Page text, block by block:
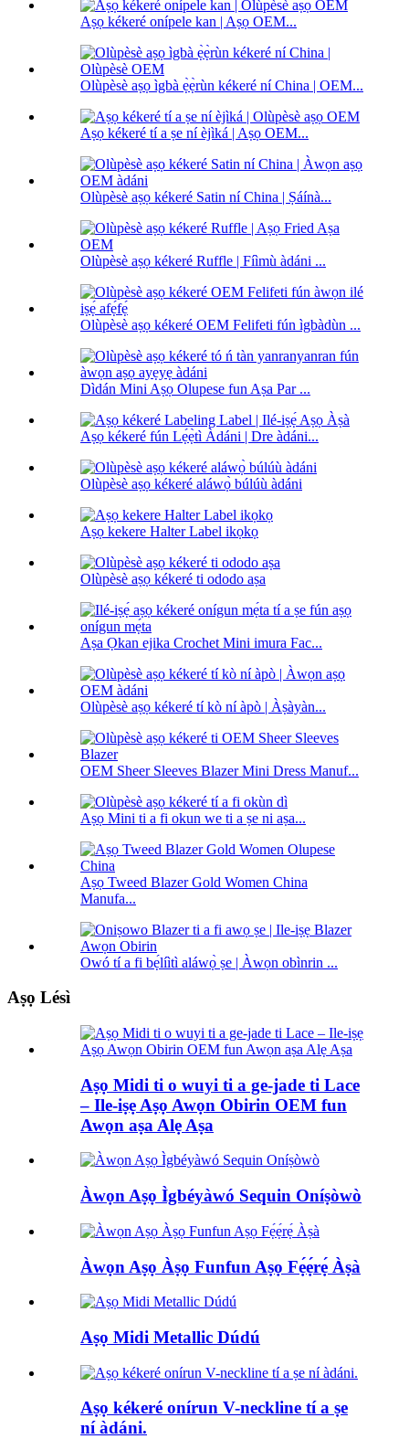
Aṣọ kékeré onípele kan | Aṣọ OEM...
Olùpèsè aṣọ ìgbà ẹ̀ẹ̀rùn kékeré ní China | OEM...
Aṣọ kékeré tí a ṣe ní èjìká | Aṣọ OEM...
Olùpèsè aṣọ kékeré Satin ní China | Ṣáínà...
Olùpèsè aṣọ kékeré Ruffle | Fíìmù àdáni ...
Olùpèsè aṣọ kékeré OEM Felifeti fún ìgbàdùn ...
Dìdán Mini Aṣọ Olupese fun Aṣa Par ...
Aṣọ kékeré fún Lẹ́ẹ̀tì Àdáni | Dre àdáni...
Olùpèsè aṣọ kékeré aláwọ̀ búlúù àdáni
Aṣọ kekere Halter Label ikọkọ
Olùpèsè aṣọ kékeré ti ododo aṣa
Aṣa Ọkan ejika Crochet Mini imura Fac...
Olùpèsè aṣọ kékeré tí kò ní àpò | Àṣàyàn...
OEM Sheer Sleeves Blazer Mini Dress Manuf...
Aṣọ Mini ti a fi okun we ti a ṣe ni aṣa...
Aṣọ Tweed Blazer Gold Women China
Manufa...
Owó tí a fi bẹ́líìtì aláwọ̀ ṣe | Àwọn obìnrin ...
Aṣọ Lésì
Aṣọ Midi ti o wuyi ti a ge-jade ti Lace
– Ile-iṣẹ Aṣọ Awọn Obirin OEM fun
Awọn aṣa Alẹ Aṣa
Àwọn Aṣọ Ìgbéyàwó Sequin Oníṣòwò
Àwọn Aṣọ Àṣọ Funfun Aṣọ Fẹ́ẹ́rẹ́ Àṣà
Aṣọ Midi Metallic Dúdú
Aṣọ kékeré onírun V-neckline tí a ṣe
ní àdáni.